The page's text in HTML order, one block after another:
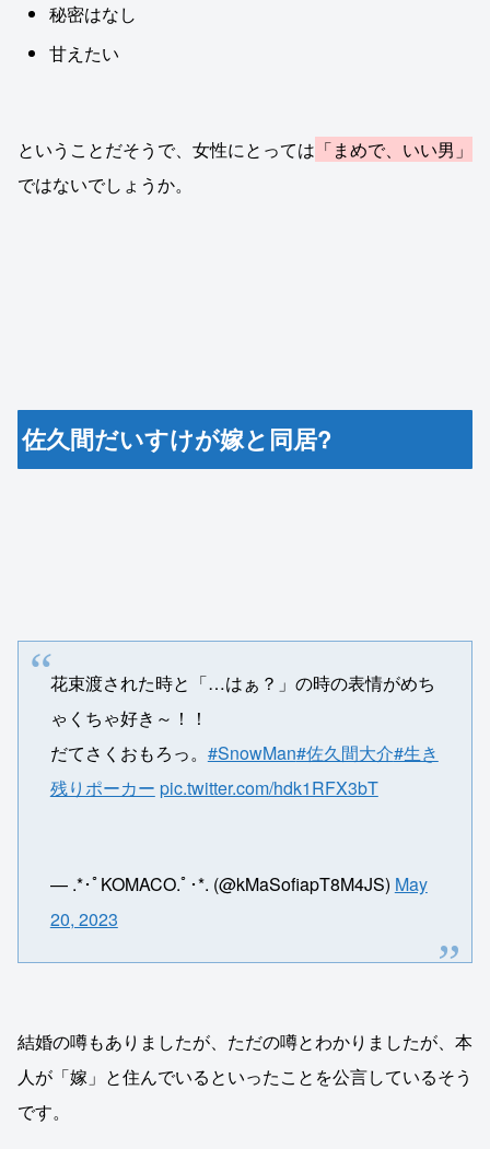
秘密はなし
甘えたい
ということだそうで、女性にとっては 「まめで、いい男」
ではないでしょうか。
佐久間だいすけが嫁と同居?
花束渡された時と「…はぁ？」の時の表情がめち
ゃくちゃ好き～！！
だてさくおもろっ。 #SnowMan#佐久間大介#生き
残りポーカー pic.twitter.com/hdk1RFX3bT
— .*･ﾟKOMACO.ﾟ･*. (@kMaSofiapT8M4JS) May
20, 2023
結婚の噂もありましたが、ただの噂とわかりましたが、本
人が「嫁」と住んでいるといったことを公言しているそう
です。